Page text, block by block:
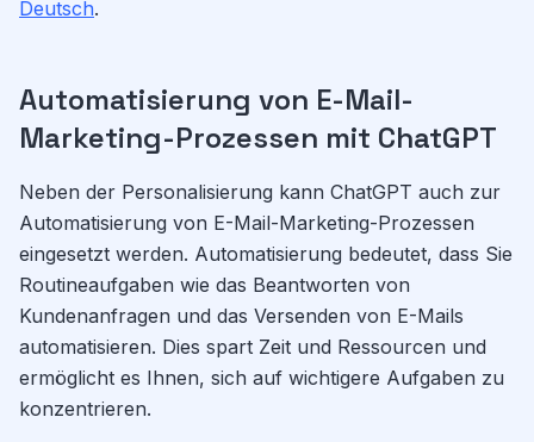
Deutsch.
Automatisierung von E-Mail-
Marketing-Prozessen mit ChatGPT
Neben der Personalisierung kann ChatGPT auch zur
Automatisierung von E-Mail-Marketing-Prozessen
eingesetzt werden. Automatisierung bedeutet, dass Sie
Routineaufgaben wie das Beantworten von
Kundenanfragen und das Versenden von E-Mails
automatisieren. Dies spart Zeit und Ressourcen und
ermöglicht es Ihnen, sich auf wichtigere Aufgaben zu
konzentrieren.